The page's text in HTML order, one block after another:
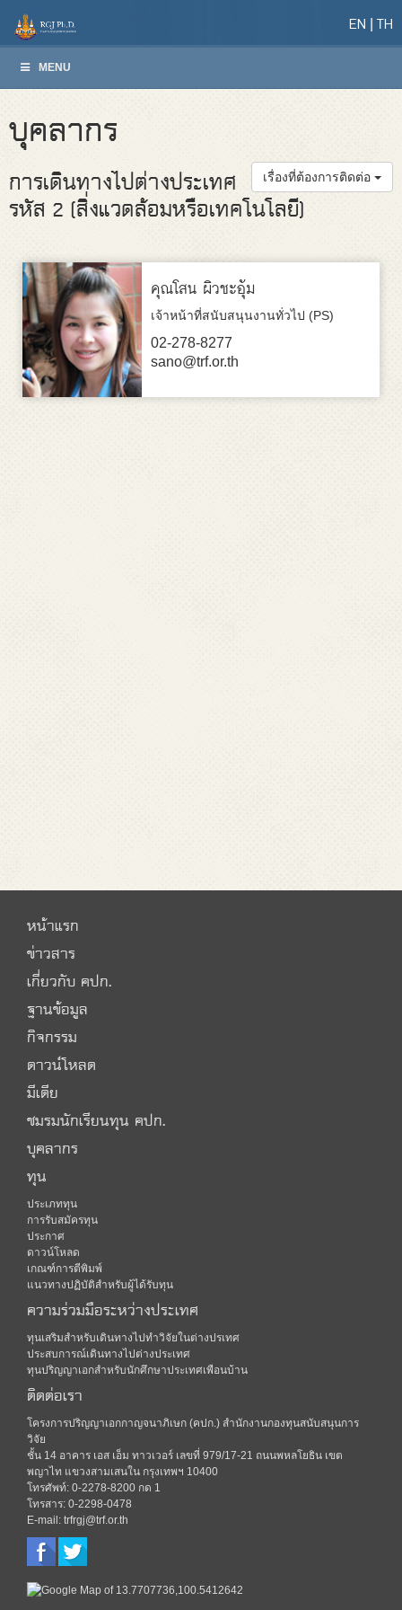
EN TH
MENU
บุคลากร
เรื่องที่ต้องการติดต่อ
การเดินทางไปต่างประเทศ
รหัส 2 (สิ่งแวดล้อมหรือเทคโนโลยี)
คุณโสน ผิวชะอุ้ม
เจ้าหน้าที่สนับสนุนงานทั่วไป (PS)
02-278-8277
sano@trf.or.th
หน้าแรก
ข่าวสาร
เกี่ยวกับ คปก.
ฐานข้อมูล
กิจกรรม
ดาวน์โหลด
มีเดีย
ชมรมนักเรียนทุน คปก.
บุคลากร
ทุน
ประเภททุน
การรับสมัครทุน
ประกาศ
ดาวน์โหลด
เกณฑ์การตีพิมพ์
แนวทางปฏิบัติสำหรับผู้ได้รับทุน
ความร่วมมือระหว่างประเทศ
ทุนเสริมสำหรับเดินทางไปทำวิจัยในต่างปรเทศ
ประสบการณ์เดินทางไปต่างประเทศ
ทุนปริญญาเอกสำหรับนักศึกษาประเทศเพือนบ้าน
ติดต่อเรา
โครงการปริญญาเอกกาญจนาภิเษก (คปก.) สำนักงานกองทุนสนับสนุนการ
วิจัย
ชั้น 14 อาคาร เอส เอ็ม ทาวเวอร์ เลขที่ 979/17-21 ถนนพหลโยธิน เขต
พญาไท แขวงสามเสนใน กรุงเทพฯ 10400
โทรศัพท์: 0-2278-8200 กด 1
โทรสาร: 0-2298-0478
E-mail: trfrgj@trf.or.th